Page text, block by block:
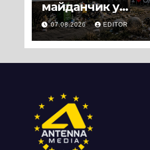
майданчик у
Панському біля
Черкас
перетворився на
07.08.2026 EDITOR